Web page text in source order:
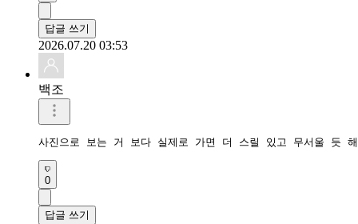
답글 쓰기
2026.07.20 03:53
백조
사진으로 보는 거 보다 실제로 가면 더 스릴 있고 무서울 듯
0
답글 쓰기